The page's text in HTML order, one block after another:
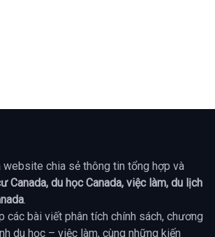
website chia sẻ thông tin tổng hợp và
Canada, du học Canada, việc làm, du lịch
.
các bài viết phân tích chính sách, chương
du học – việc làm, cùng những kiến